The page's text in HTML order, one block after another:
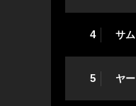
4 サ
5 ヤ